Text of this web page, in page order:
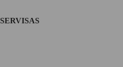
SERVISAS